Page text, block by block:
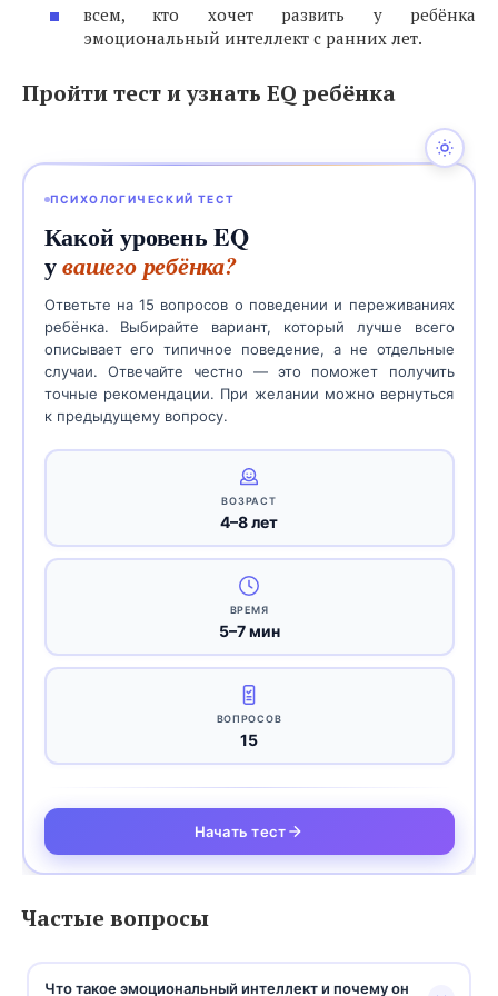
всем, кто хочет развить у ребёнка
эмоциональный интеллект с ранних лет.
Пройти тест и узнать EQ ребёнка
ПСИХОЛОГИЧЕСКИЙ ТЕСТ
Какой уровень EQ
увашего ребёнка?
Ответьте на 15 вопросов о поведении и переживаниях
ребёнка. Выбирайте вариант, который лучше всего
описывает его типичное поведение, а не отдельные
случаи. Отвечайте честно — это поможет получить
точные рекомендации. При желании можно вернуться
к предыдущему вопросу.
ВОЗРАСТ
4–8 лет
ВРЕМЯ
5–7 мин
ВОПРОСОВ
15
Начать тест
Частые вопросы
Что такое эмоциональный интеллект и почему он